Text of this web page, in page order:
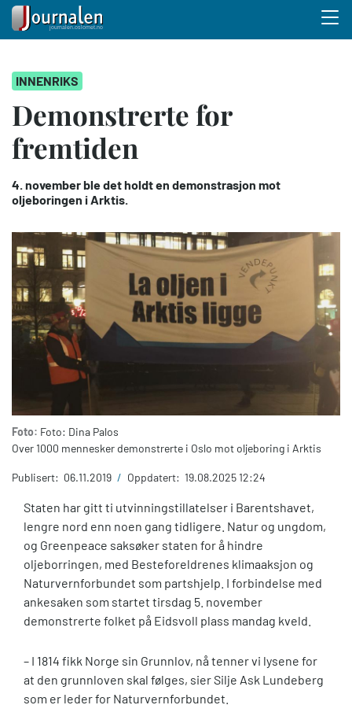
hovedinnhold
INNENRIKS
Demonstrerte for
fremtiden
4. november ble det holdt en demonstrasjon mot
oljeboringen i Arktis.
Foto: Foto: Dina Palos
Over 1000 mennesker demonstrerte i Oslo mot oljeboring i Arktis
Publisert: 06.11.2019 / Oppdatert: 19.08.2025 12:24
Staten har gitt ti utvinningstillatelser i Barentshavet,
lengre nord enn noen gang tidligere. Natur og ungdom,
og Greenpeace saksøker staten for å hindre
oljeborringen, med Besteforeldrenes klimaaksjon og
Naturvernforbundet som partshjelp. I forbindelse med
ankesaken som startet tirsdag 5. november
demonstrerte folket på Eidsvoll plass mandag kveld.
– I 1814 fikk Norge sin Grunnlov, nå tenner vi lysene for
at den grunnloven skal følges, sier Silje Ask Lundeberg
som er leder for Naturvernforbundet.